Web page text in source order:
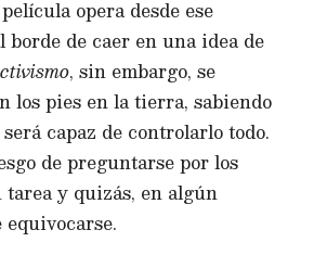
opera desde ese
de caer en una idea de
, sin embargo, se
los pies en la tierra, sabiendo
capaz de controlarlo todo.
de preguntarse por los
y quizás, en algún
equivocarse.